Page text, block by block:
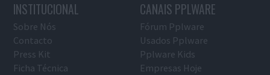
INSTITUCIONAL
Sobre Nós
Contacto
Press Kit
Ficha Técnica
CANAIS PPLWARE
Fórum Pplware
Usados Pplware
Pplware Kids
Empresas Hoje